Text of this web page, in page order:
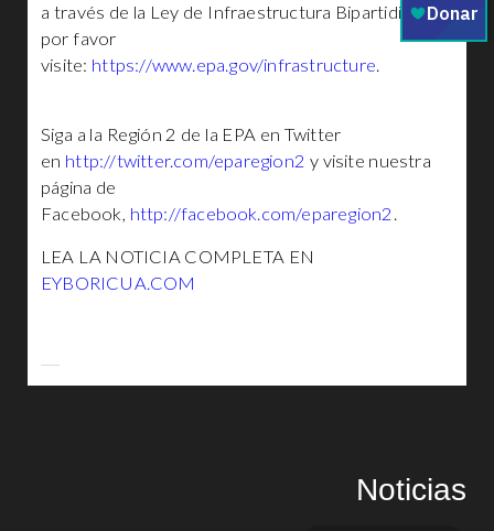
a través de la Ley de Infraestructura Bipartidista,
por favor
visite: https://www.epa.gov/infrastructure.
Siga a la Región 2 de la EPA en Twitter
en http://twitter.com/eparegion2 y visite nuestra
página de
Facebook, http://facebook.com/eparegion2.
LEA LA NOTICIA COMPLETA EN
EYBORICUA.COM
Noticias